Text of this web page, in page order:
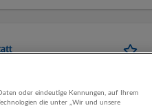
oder eindeutige Kennungen, auf Ihrem
die unter „Wir und unsere